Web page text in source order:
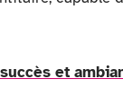
et